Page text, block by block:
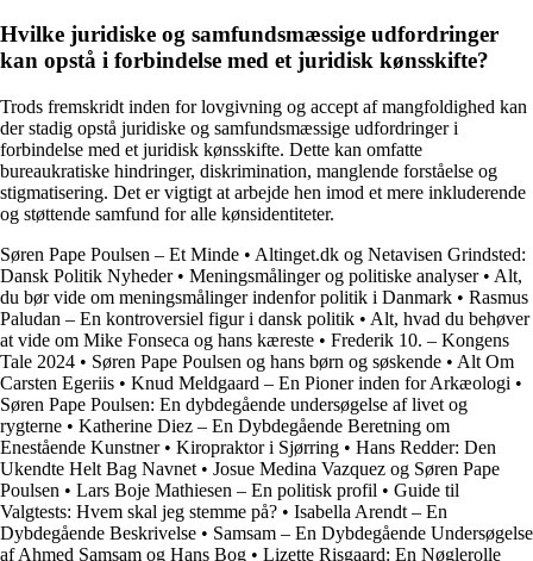
Hvilke juridiske og samfundsmæssige udfordringer
kan opstå i forbindelse med et juridisk kønsskifte?
Trods fremskridt inden for lovgivning og accept af mangfoldighed kan
der stadig opstå juridiske og samfundsmæssige udfordringer i
forbindelse med et juridisk kønsskifte. Dette kan omfatte
bureaukratiske hindringer, diskrimination, manglende forståelse og
stigmatisering. Det er vigtigt at arbejde hen imod et mere inkluderende
og støttende samfund for alle kønsidentiteter.
Søren Pape Poulsen – Et Minde • Altinget.dk og Netavisen Grindsted:
Dansk Politik Nyheder• Meningsmålinger og politiske analyser• Alt,
du bør vide om meningsmålinger indenfor politik i Danmark • Rasmus
Paludan – En kontroversiel figur i dansk politik • Alt, hvad du behøver
at vide om Mike Fonseca og hans kæreste • Frederik 10. – Kongens
Tale 2024 • Søren Pape Poulsen og hans børn og søskende • Alt Om
Carsten Egeriis • Knud Meldgaard – En Pioner inden for Arkæologi •
Søren Pape Poulsen: En dybdegående undersøgelse af livet og
rygterne • Katherine Diez – En Dybdegående Beretning om
Enestående Kunstner• Kiropraktor i Sjørring • Hans Redder: Den
Ukendte Helt Bag Navnet • Josue Medina Vazquez og Søren Pape
Poulsen • Lars Boje Mathiesen – En politisk profil • Guide til
Valgtests: Hvem skal jeg stemme på? • Isabella Arendt – En
Dybdegående Beskrivelse • Samsam – En Dybdegående Undersøgelse
af Ahmed Samsam og Hans Bog • Lizette Risgaard: En Nøglerolle